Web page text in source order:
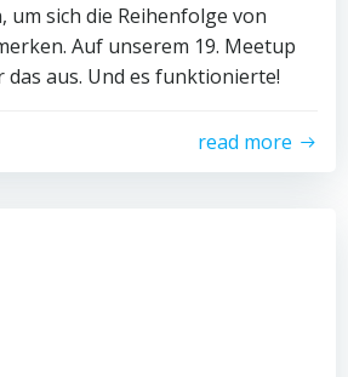
um sich die Reihenfolge von
Auf unserem 19. Meetup
aus. Und es funktionierte!
read more